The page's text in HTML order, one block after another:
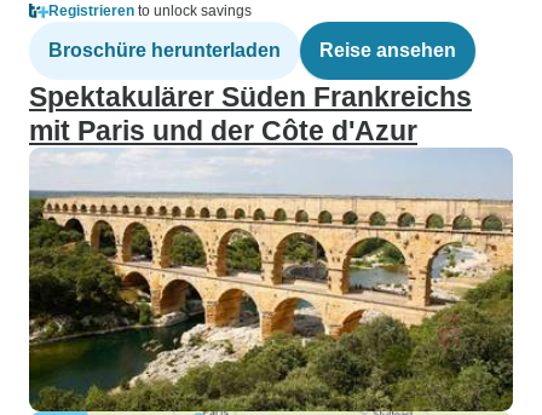
Registrieren to unlock savings
Broschüre herunterladen Reise ansehen
Spektakulärer Süden Frankreichs
mit Paris und der Côte d'Azur